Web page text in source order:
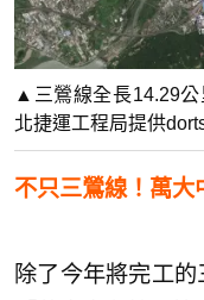
▲三鶯線全長14.29
北捷運工程局提供
不只三鶯線！萬大
除了今年將完工